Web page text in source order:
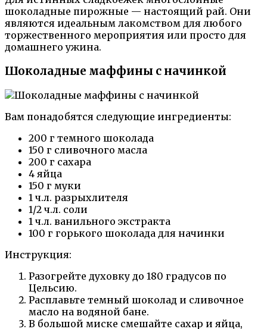
шоколадные пирожные — настоящий рай. Они
являются идеальным лакомством для любого
торжественного мероприятия или просто для
домашнего ужина.
Шоколадные маффины с начинкой
Вам понадобятся следующие ингредиенты:
200 г темного шоколада
150 г сливочного масла
200 г сахара
4 яйца
150 г муки
1 ч.л. разрыхлителя
1/2 ч.л. соли
1 ч.л. ванильного экстракта
100 г горького шоколада для начинки
Инструкция:
Разогрейте духовку до 180 градусов по
Цельсию.
Расплавьте темный шоколад и сливочное
масло на водяной бане.
В большой миске смешайте сахар и яйца,